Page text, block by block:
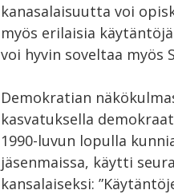
kanasalaisuutta voi
myös erilaisia
voi hyvin soveltaa myös
Demokratian
kasvatuksella
1990-luvun lopulla
jäsenmaissa, käytti
kansalaiseksi: